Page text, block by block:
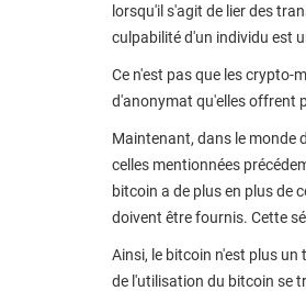
lorsqu'il s'agit de lier des
culpabilité d'un individu est
Ce n'est pas que les crypto-
d'anonymat qu'elles offrent
Maintenant, dans le monde
celles mentionnées
bitcoin a de plus en plus de
doivent être fournis. Cette
Ainsi, le bitcoin n'est plus
de l'utilisation du bitcoin se